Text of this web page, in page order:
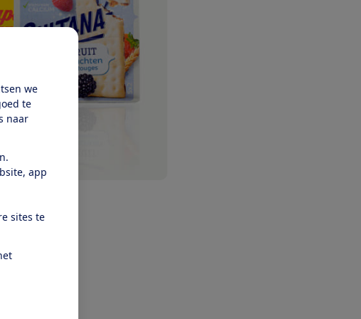
we
te
naar
app
sites te
sier met
calcium in
en zoete